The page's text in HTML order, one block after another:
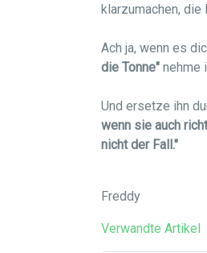
klarzumachen,
Ach ja, wenn es
die Tonne" nehme
Und ersetze ihn
wenn sie auch
nicht der Fall."
Freddy
Verwandte Artikel